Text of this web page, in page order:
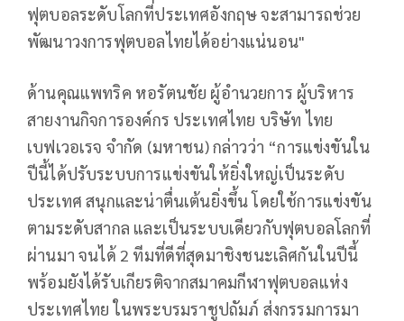
ฟุตบอลระดับโลกที่ประเทศอังกฤษ จะสามารถช่วย
พัฒนาวงการฟุตบอลไทยได้อย่างแน่นอน"
ด้านคุณแพทริค หอรัตนชัย ผู้อำนวยการ ผู้บริหาร
สายงานกิจการองค์กร ประเทศไทย บริษัท ไทย
เบฟเวอเรจ จำกัด (มหาชน) กล่าวว่า “การแข่งขันใน
ปีนี้ได้ปรับระบบการแข่งขันให้ยิ่งใหญ่เป็นระดับ
ประเทศ สนุกและน่าตื่นเต้นยิ่งขึ้น โดยใช้การแข่งขัน
ตามระดับสากล และเป็นระบบเดียวกับฟุตบอลโลกที่
ผ่านมา จนได้ 2 ทีมที่ดีที่สุดมาชิงชนะเลิศกันในปีนี้
พร้อมยังได้รับเกียรติจากสมาคมกีฬาฟุตบอลแห่ง
ประเทศไทย ในพระบรมราชูปถัมภ์ ส่งกรรมการมา